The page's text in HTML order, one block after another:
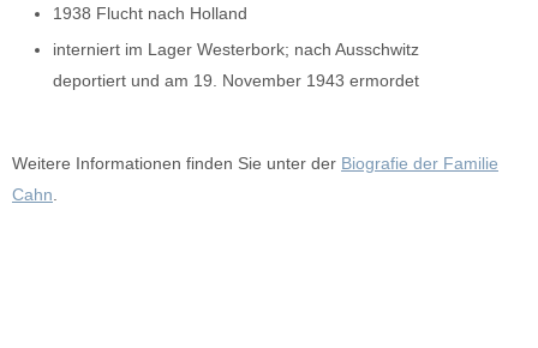
1938 Flucht nach Holland
interniert im Lager Westerbork; nach Ausschwitz
deportiert und am 19. November 1943 ermordet
Weitere Informationen finden Sie unter der Biografie der Familie
Cahn